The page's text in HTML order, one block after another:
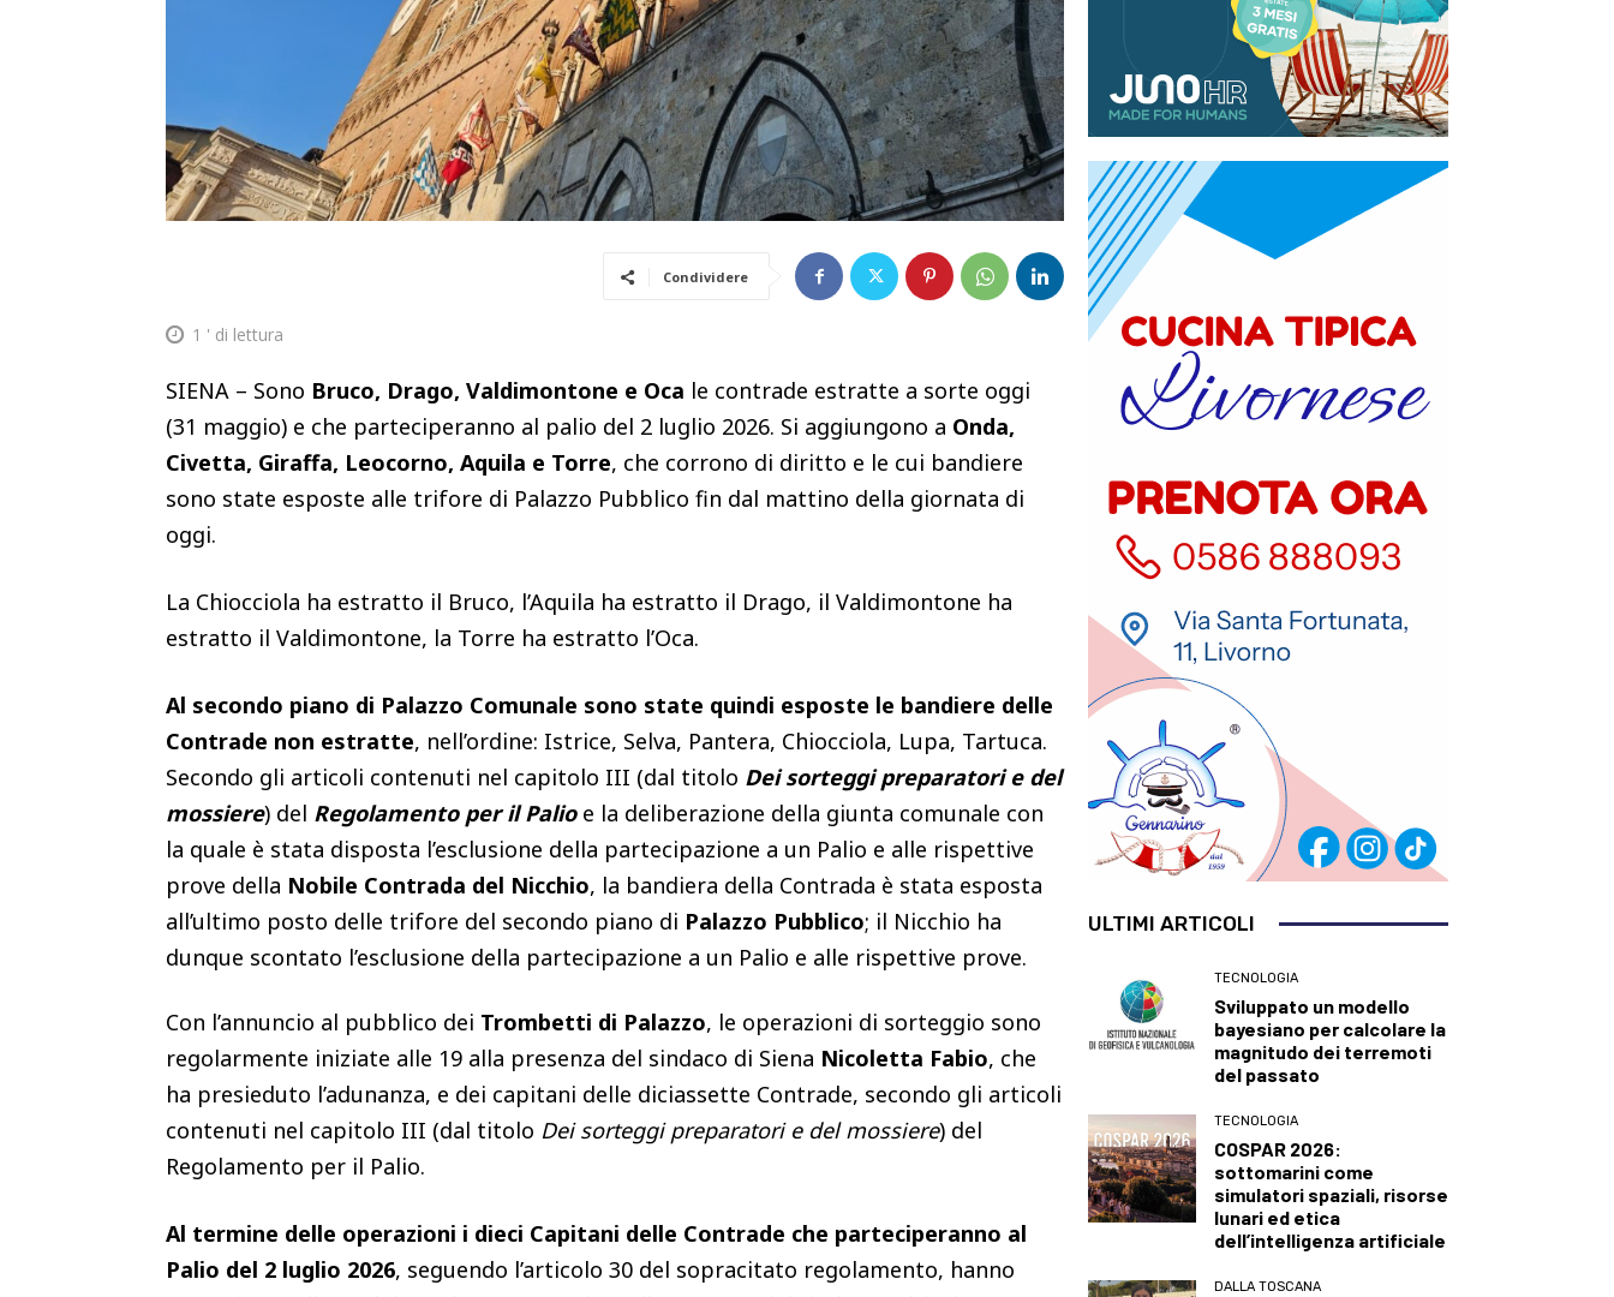
Condividere
1 ' di lettura
SIENA – Sono Bruco, Drago, Valdimontone e Oca le contrade estratte a sorte oggi
(31 maggio) e che parteciperanno al palio del 2 luglio 2026. Si aggiungono a Onda,
Civetta, Giraffa, Leocorno, Aquila e Torre, che corrono di diritto e le cui bandiere
sono state esposte alle trifore di Palazzo Pubblico fin dal mattino della giornata di
oggi.
La Chiocciola ha estratto il Bruco, l’Aquila ha estratto il Drago, il Valdimontone ha
estratto il Valdimontone, la Torre ha estratto l’Oca.
Al secondo piano di Palazzo Comunale sono state quindi esposte le bandiere delle
Contrade non estratte, nell’ordine: Istrice, Selva, Pantera, Chiocciola, Lupa, Tartuca.
Secondo gli articoli contenuti nel capitolo III (dal titolo Dei sorteggi preparatori e del
mossiere) del Regolamento per il Palioe la deliberazione della giunta comunale con
la quale è stata disposta l’esclusione della partecipazione a un Palio e alle rispettive
prove della Nobile Contrada del Nicchio, la bandiera della Contrada è stata esposta
all’ultimo posto delle trifore del secondo piano di Palazzo Pubblico; il Nicchio ha
dunque scontato l’esclusione della partecipazione a un Palio e alle rispettive prove.
Con l’annuncio al pubblico dei Trombetti di Palazzo, le operazioni di sorteggio sono
regolarmente iniziate alle 19 alla presenza del sindaco di Siena Nicoletta Fabio, che
ha presieduto l’adunanza, e dei capitani delle diciassette Contrade, secondo gli articoli
contenuti nel capitolo III (dal titolo Dei sorteggi preparatori e del mossiere) del
Regolamento per il Palio.
Al termine delle operazioni i dieci Capitani delle Contrade che parteciperanno al
Palio del 2 luglio 2026, seguendo l’articolo 30 del sopracitato regolamento, hanno
ULTIMI ARTICOLI
TECNOLOGIA
Sviluppato un modello
bayesiano per calcolare la
magnitudo dei terremoti
del passato
TECNOLOGIA
COSPAR 2026:
sottomarini come
simulatori spaziali, risorse
lunari ed etica
dell’intelligenza artificiale
DALLA TOSCANA